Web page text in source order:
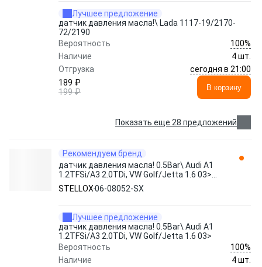
Лучшее предложение
датчик давления масла!\ Lada 1117-19/2170-
72/2190
Вероятность
100%
Наличие
4 шт.
Отгрузка
сегодня в 21:00
189 ₽
199 ₽
В корзину
Показать еще 28 предложений
Рекомендуем бренд
датчик давления масла! 0.5Bar\ Audi A1
1.2TFSi/A3 2.0TDi, VW Golf/Jetta 1.6 03>
06-08052-SX STELLOX
STELLOX06-08052-SX
Лучшее предложение
датчик давления масла! 0.5Bar\ Audi A1
1.2TFSi/A3 2.0TDi, VW Golf/Jetta 1.6 03>
Вероятность
100%
Наличие
4 шт.